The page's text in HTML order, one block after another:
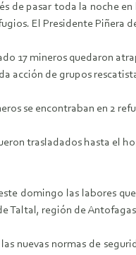
de pasar toda la noche
El Presidente Piñera
17 mineros quedaron
acción de grupos
se encontraban en 2
trasladados hasta el
domingo las labores
Taltal, región de
nuevas normas de